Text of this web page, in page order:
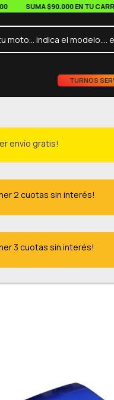
SUMA $90.000 EN TU
TURNOS
envío gratis!
2 cuotas sin interés!
3 cuotas sin interés!